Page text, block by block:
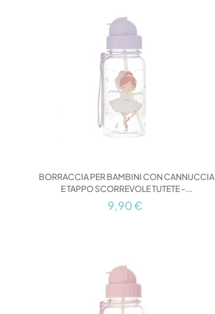
BORRACCIA PER BAMBINI CON CANNUCCIA
E TAPPO SCORREVOLE TUTETE -...
9,90 €